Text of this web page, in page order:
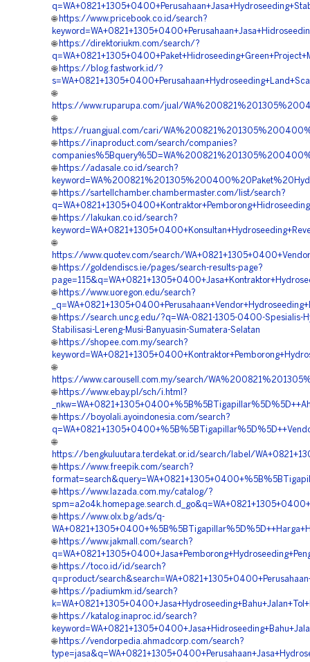
🌐 https://www.pricebook.co.id/search?
🌐 https://direktoriukm.com/search/?
🌐 https://blog.fastwork.id/?
🌐
https://www.ruparupa.com/jual/
🌐
https://ruangjual.com/cari/
🌐 https://inaproduct.com/search/companies?
🌐 https://adasale.co.id/search?
🌐 https://sartellchamber.chambermaster.com/list/search?
🌐 https://lakukan.co.id/search?
🌐
https://www.quotev.com/search/
🌐 https://goldendiscs.ie/pages/search-results-page?
🌐 https://www.uoregon.edu/search?
🌐 https://search.uncg.edu/?q=WA-0821-1305-0400-Spesialis-
Stabilisasi-Lereng-Musi-Banyuasin-Sumatera-Selatan
🌐 https://shopee.com.my/search?
🌐
https://www.carousell.com.my/search/
🌐 https://www.ebay.pl/sch/i.html?
🌐 https://boyolali.ayoindonesia.com/search?
🌐
https://bengkuluutara.terdekat.or.id/search/label/
🌐 https://www.freepik.com/search?
🌐 https://www.lazada.com.my/catalog/?
🌐 https://www.olx.bg/ads/q-
🌐 https://www.jakmall.com/search?
🌐 https://toco.id/id/search?
q=product/
🌐 https://padiumkm.id/search?
🌐 https://katalog.inaproc.id/search?
🌐 https://vendorpedia.ahmadcorp.com/search?